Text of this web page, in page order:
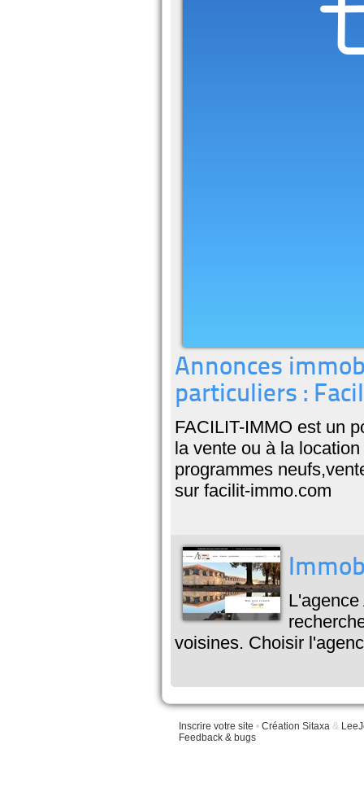
Annonces
particuliers :
FACILIT-IMMO est un
la vente ou à la
programmes
sur facilit-immo.com
voisines. Choisir
Inscrire votre site • Création Sitaxa &
Feedback & bugs